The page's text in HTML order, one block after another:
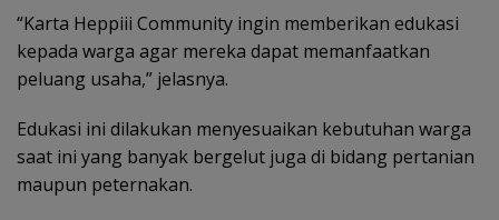
“Karta Heppiii Community ingin memberikan edukasi
kepada warga agar mereka dapat memanfaatkan
peluang usaha,” jelasnya.
Edukasi ini dilakukan menyesuaikan kebutuhan warga
saat ini yang banyak bergelut juga di bidang pertanian
maupun peternakan.